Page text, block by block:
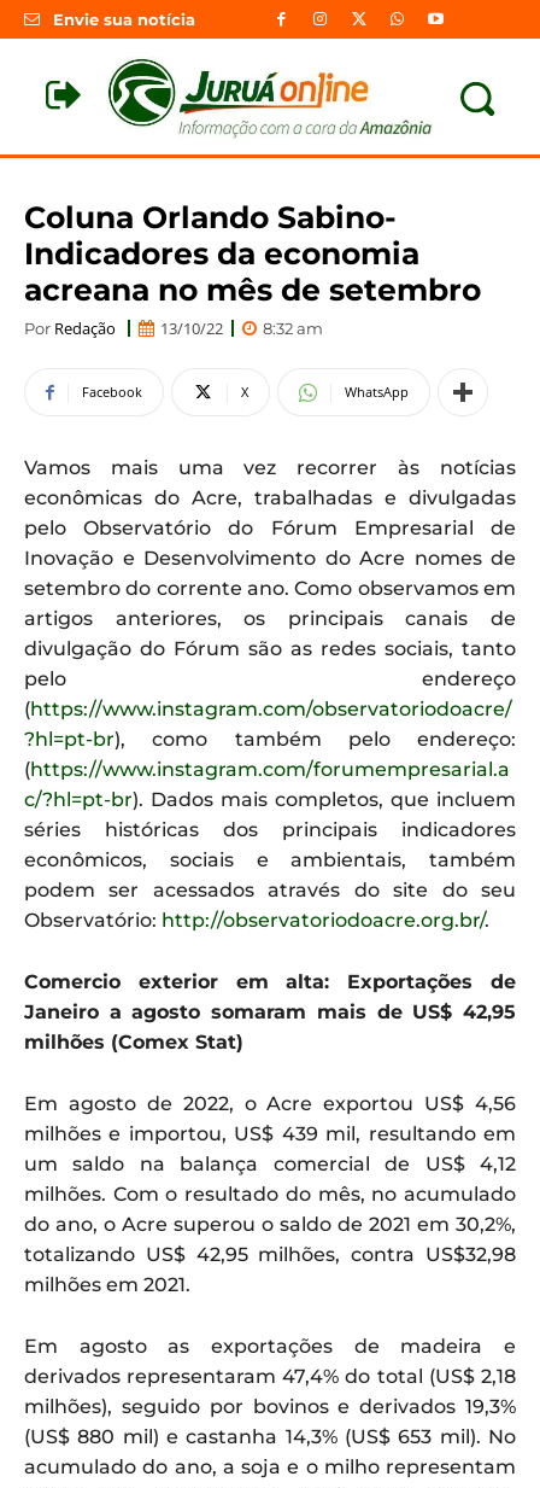
Envie sua notícia
Coluna Orlando Sabino-
Indicadores da economia
acreana no mês de setembro
Por Redação 13/10/22 8:32 am
Facebook X WhatsApp
Vamos mais uma vez recorrer às notícias
econômicas do Acre, trabalhadas e divulgadas
pelo Observatório do Fórum Empresarial de
Inovação e Desenvolvimento do Acre nomes de
setembro do corrente ano. Como observamos em
artigos anteriores, os principais canais de
divulgação do Fórum são as redes sociais, tanto
pelo endereço
(https://www.instagram.com/observatoriodoacre/
?hl=pt-br), como também pelo endereço:
(https://www.instagram.com/forumempresarial.a
c/?hl=pt-br). Dados mais completos, que incluem
séries históricas dos principais indicadores
econômicos, sociais e ambientais, também
podem ser acessados através do site do seu
Observatório: http://observatoriodoacre.org.br/.
Comercio exterior em alta: Exportações de
Janeiro a agosto somaram mais de US$ 42,95
milhões (Comex Stat)
Em agosto de 2022, o Acre exportou US$ 4,56
milhões e importou, US$ 439 mil, resultando em
um saldo na balança comercial de US$ 4,12
milhões. Com o resultado do mês, no acumulado
do ano, o Acre superou o saldo de 2021 em 30,2%,
totalizando US$ 42,95 milhões, contra US$32,98
milhões em 2021.
Em agosto as exportações de madeira e
derivados representaram 47,4% do total (US$ 2,18
milhões), seguido por bovinos e derivados 19,3%
(US$ 880 mil) e castanha 14,3% (US$ 653 mil). No
acumulado do ano, a soja e o milho representam